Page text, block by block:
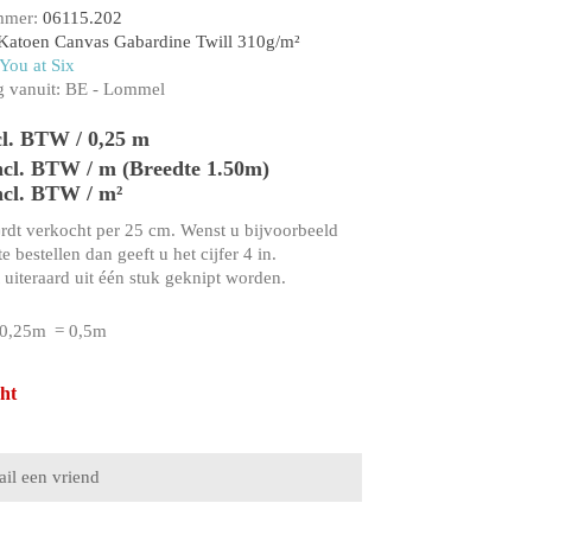
06115.202
Canvas Gabardine Twill 310g/m²
at Six
vanuit: BE - Lommel
BTW / 0,25 m
BTW / m (Breedte 1.50m)
BTW / m²
verkocht per 25 cm. Wenst u bijvoorbeeld
bestellen dan geeft u het cijfer 4 in.
uit één stuk geknipt worden.
= 0,5m